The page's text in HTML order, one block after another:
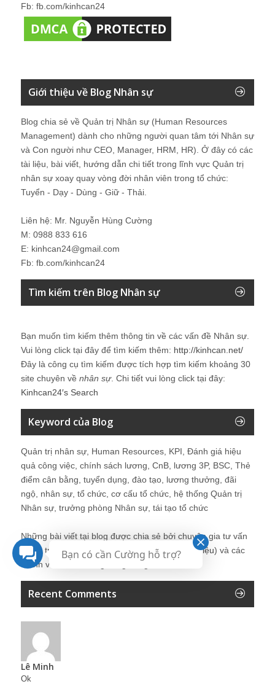
Fb: fb.com/kinhcan24
Giới thiệu về Blog Nhân sự
Blog chia sẻ về Quản trị Nhân sự (Human Resources
Management) dành cho những người quan tâm tới Nhân sự
và Con người như CEO, Manager, HRM, HR). Ở đây có các
tài liệu, bài viết, hướng dẫn chi tiết trong lĩnh vực Quản trị
nhân sự xoay quay vòng đời nhân viên trong tổ chức:
Tuyển - Dạy - Dùng - Giữ - Thải.
Liên hệ: Mr. Nguyễn Hùng Cường
M: 0988 833 616
E: kinhcan24@gmail.com
Fb: fb.com/kinhcan24
Tìm kiếm trên Blog Nhân sự
Bạn muốn tìm kiếm thêm thông tin về các vấn đề Nhân sự
Vui lòng click tại đây để tìm kiếm thêm: http://kinhcan.net/
Đây là công cụ tìm kiếm được tích hợp tìm kiếm khoảng 30
site chuyên về nhân sự. Chi tiết vui lòng click tại đây:
Kinhcan24′s Search
Keyword của Blog
Quản trị nhân sự, Human Resources, KPI, Đánh giá hiệu
quả công việc, chính sách lương, CnB, lương 3P, BSC, Thẻ
điểm cân bằng, tuyển dụng, đào tạo, lương thưởng, đãi
ngộ, nhân sự, tổ chức, cơ cấu tổ chức, hệ thống Quản trị
Nhân sự, trưởng phòng Nhân sự, tái tạo tổ chức
Những bài viết tại blog được chia sẻ bởi chuyên gia tư vấn
Quản trị Nhân sự Nguyễn Hùng Cường (giới thiệu) và các
thành viên khác trong cộng đồng Nhân sự.
Recent Comments
Lê Minh
Ok
Bạn có cần Cường hỗ trợ?